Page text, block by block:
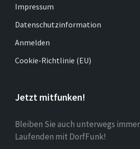
Impressum
Datenschutzinformation
Anmelden
Cookie-Richtlinie (EU)
Jetzt mitfunken!
Bleiben Sie auch unterwegs
Laufenden mit DorfFunk!